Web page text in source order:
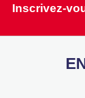
Inscrivez-